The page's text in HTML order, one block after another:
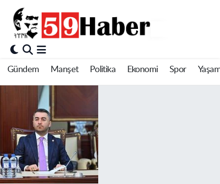
Gündem Manşet Politika Ekonomi Spor